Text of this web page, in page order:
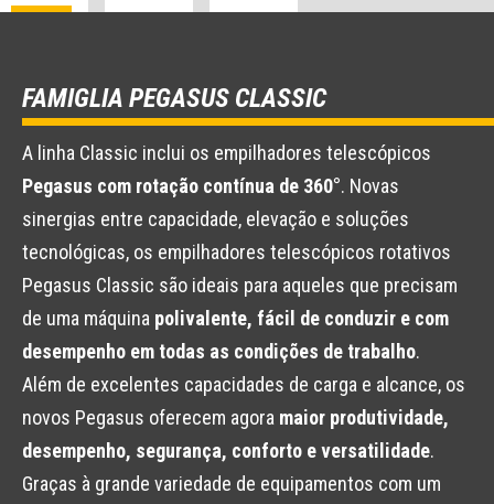
FAMIGLIA PEGASUS CLASSIC
A linha Classic inclui os empilhadores telescópicos
Pegasus com rotação contínua de 360°. Novas
sinergias entre capacidade, elevação e soluções
tecnológicas, os empilhadores telescópicos rotativos
Pegasus Classic são ideais para aqueles que precisam
de uma máquina polivalente, fácil de conduzir e com
desempenho em todas as condições de trabalho.
Além de excelentes capacidades de carga e alcance, os
novos Pegasus oferecem agora maior produtividade,
desempenho, segurança, conforto e versatilidade.
Graças à grande variedade de equipamentos com um